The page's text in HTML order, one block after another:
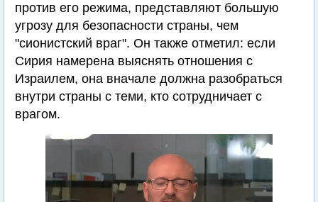
против его режима, представляют большую
угрозу для безопасности страны, чем
"сионистский враг". Он также отметил: если
Сирия намерена выяснять отношения с
Израилем, она вначале должна разобраться
внутри страны с теми, кто сотрудничает с
врагом.